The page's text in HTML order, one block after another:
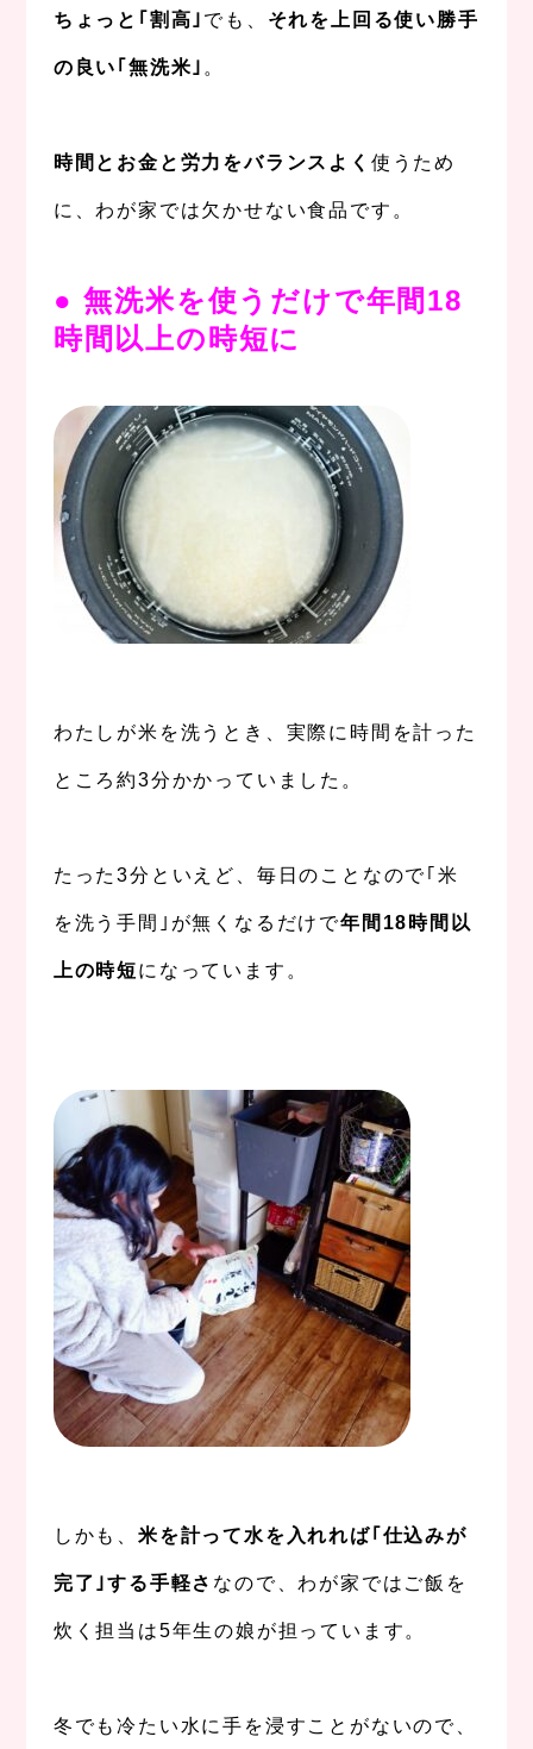
ちょっと｢割高｣ でも、 それを上回る使い勝手
の良い｢無洗米｣ 。
時間とお金と労力をバランスよく 使うため
に、わが家では欠かせない食品です。
● 無洗米を使うだけで年間18
時間以上の時短に
わたしが米を洗うとき、実際に時間を計った
ところ約3分かかっていました。
たった3分といえど、毎日のことなので｢米
を洗う手間｣が無くなるだけで年間18時間以
上の時短になっています。
しかも、 米を計って水を入れれば｢仕込みが
完了｣する手軽さ なので、わが家ではご飯を
炊く担当は5年生の娘が担っています。
冬でも冷たい水に手を浸すことがないので、